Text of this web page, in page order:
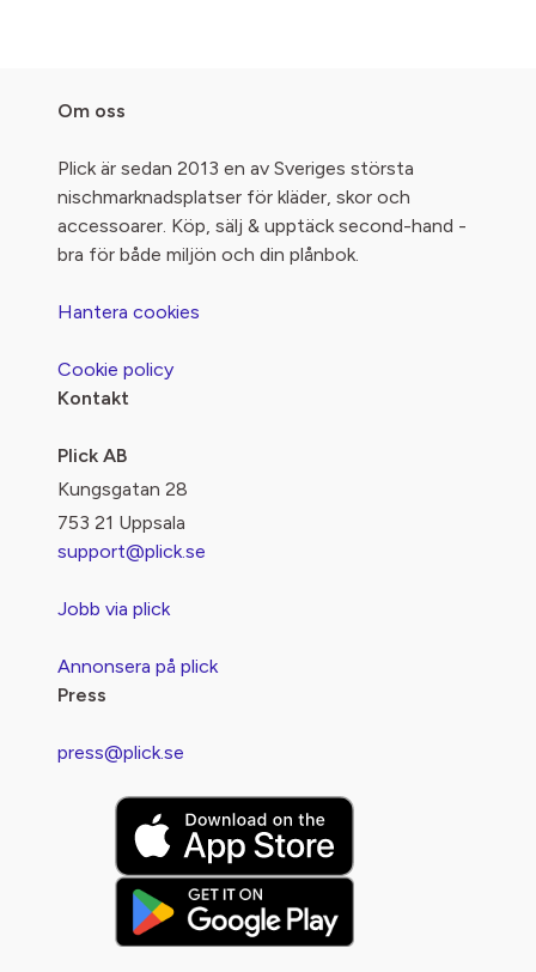
Om oss
Plick är sedan 2013 en av Sveriges största
nischmarknadsplatser för kläder, skor och
accessoarer. Köp, sälj & upptäck second-hand -
bra för både miljön och din plånbok.
Hantera cookies
Cookie policy
Kontakt
Plick AB
Kungsgatan 28
753 21 Uppsala
support@plick.se
Jobb via plick
Annonsera på plick
Press
press@plick.se